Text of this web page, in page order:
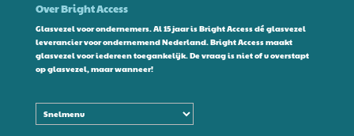
Over Bright Access
Glasvezel voor ondernemers. Al 15 jaar is Bright Access dé glasvezel
leverancier voor ondernemend Nederland. Bright Access maakt
glasvezel voor iedereen toegankelijk. De vraag is niet of u overstapt
op glasvezel, maar wanneer!